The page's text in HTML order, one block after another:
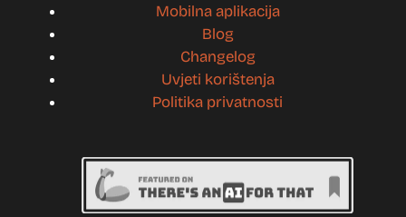
Mobilna aplikacija
Blog
Changelog
Uvjeti korištenja
Politika privatnosti